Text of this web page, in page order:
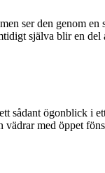
ser den genom
själva blir en del
sådant ögonblick i
vädrar med öppet